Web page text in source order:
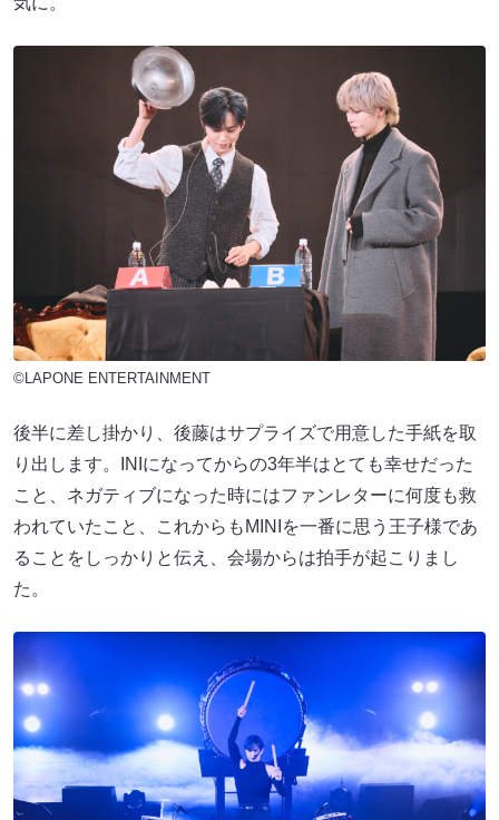
©LAPONE ENTERTAINMENT
後半に差し掛かり、後藤はサプライズで用意した手紙を取
り出します。INIになってからの3年半はとても幸せだった
こと、ネガティブになった時にはファンレターに何度も救
われていたこと、これからもMINIを一番に思う王子様であ
ることをしっかりと伝え、会場からは拍手が起こりまし
た。